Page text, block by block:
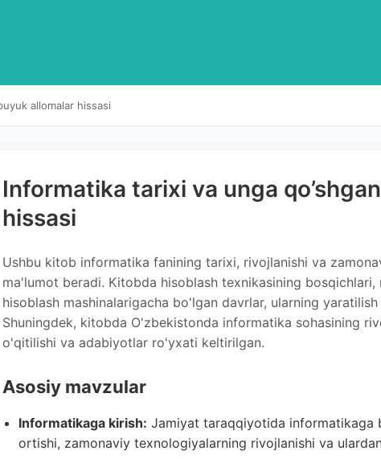
allomalar hissasi
Informatika tarixi va unga
hissasi
Ushbu kitob informatika fanining tarixi, rivojlanishi va
ma'lumot beradi. Kitobda hisoblash texnikasining
hisoblash mashinalarigacha bo'lgan davrlar, ularning
Shuningdek, kitobda O'zbekistonda informatika sohasining
o'qitilishi va adabiyotlar ro'yxati keltirilgan.
Asosiy mavzular
Informatikaga kirish: Jamiyat taraqqiyotida informatikaga
ortishi, zamonaviy texnologiyalarning rivojlanishi va